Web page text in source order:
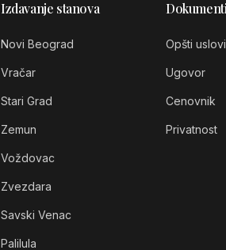
Izdavanje stanova
Novi Beograd
Vračar
Stari Grad
Zemun
Voždovac
Zvezdara
Dokumenti
Opšti uslovi
Ugovor
Cenovnik